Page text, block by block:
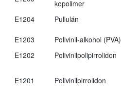
kopolimer
E1204 Pullulán
E1203
Polivinil-alkohol (PVA)
E1202
Polivinilpolipirrolidon
E1201 Polivinilpirrolidon